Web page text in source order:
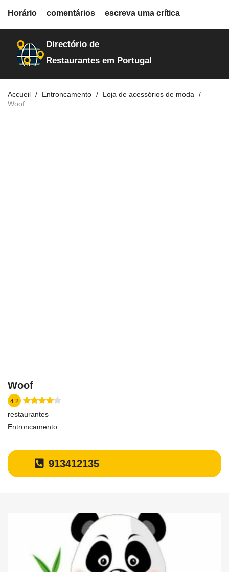
restaurantes
Directório de
Restaurantes em Portugal
Accueil Entroncamento
Loja de acessórios de moda
Woof
Woof
4.2
restaurantes
Entroncamento
913412135
Horário comentários escreva uma crítica